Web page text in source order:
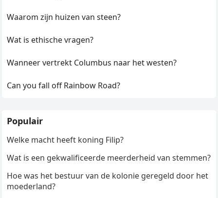
Waarom zijn huizen van steen?
Wat is ethische vragen?
Wanneer vertrekt Columbus naar het westen?
Can you fall off Rainbow Road?
Populair
Welke macht heeft koning Filip?
Wat is een gekwalificeerde meerderheid van stemmen?
Hoe was het bestuur van de kolonie geregeld door het
moederland?